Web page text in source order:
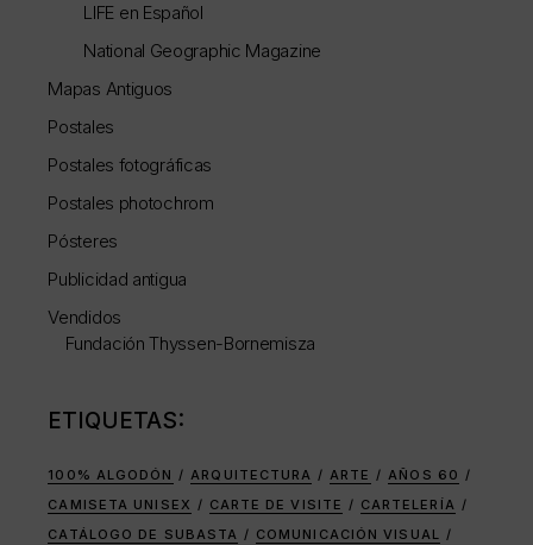
LIFE en Español
National Geographic Magazine
Mapas Antiguos
Postales
Postales fotográficas
Postales photochrom
Pósteres
Publicidad antigua
Vendidos
Fundación Thyssen-Bornemisza
ETIQUETAS:
100% ALGODÓN ARQUITECTURA ARTE
AÑOS 60
CAMISETA UNISEX
CARTE DE VISITE
CARTELERÍA
CATÁLOGO DE SUBASTA
COMUNICACIÓN VISUAL